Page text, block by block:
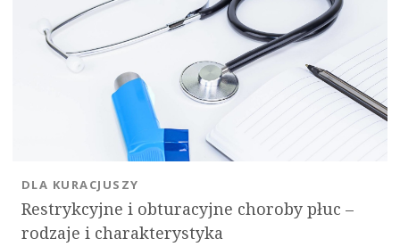
Restrykcyjne i obturacyjne choroby płuc –
rodzaje i charakterystyka
DLA KURACJUSZY